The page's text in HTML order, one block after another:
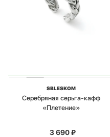
SBLESKOM
Серебряная серьга-кафф
«Плетение»
3 690₽